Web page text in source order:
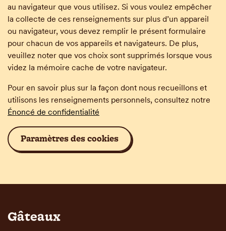
au navigateur que vous utilisez. Si vous voulez empêcher
la collecte de ces renseignements sur plus d’un appareil
ou navigateur, vous devez remplir le présent formulaire
pour chacun de vos appareils et navigateurs. De plus,
veuillez noter que vos choix sont supprimés lorsque vous
videz la mémoire cache de votre navigateur.
Pour en savoir plus sur la façon dont nous recueillons et
utilisons les renseignements personnels, consultez notre
Énoncé de confidentialité
Paramètres des cookies
Gâteaux